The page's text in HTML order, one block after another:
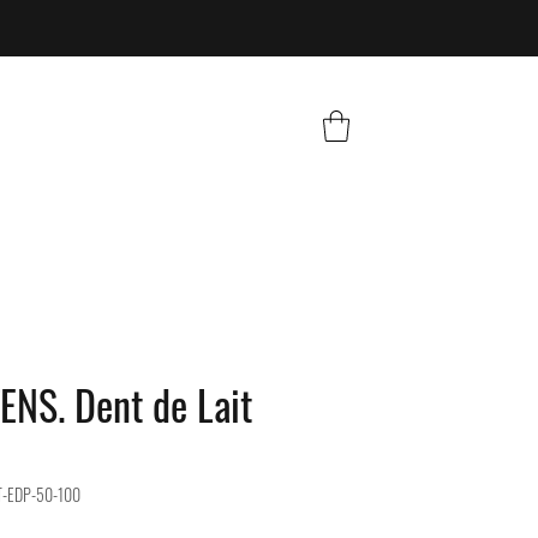
Dent de Lait
EDP-50-100